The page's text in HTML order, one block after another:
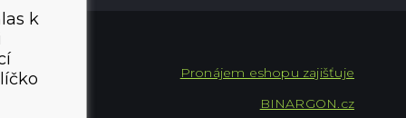
Pronájem eshopu zajišťuje
BINARGON.cz
k